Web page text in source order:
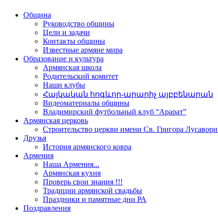
Община
Руководство общины
Цели и задачи
Контакты общины
Известные армяне мира
Образование и культура
Армянская школа
Родительский комитет
Наши клубы
Հայկական հոգևոր-արարիչ այբբենարան
Видеоматериалы общины
Владимирский футбольный клуб “Арарат”
Армянская церковь
Строительство церкви имени Св. Григора
Друзья
История армянского ковра
Армения
Наша Армения...
Армянская кухня
Проверь свои знания !!!
Традиции армянской свадьбы
Праздники и памятные дни РА
Поздравления